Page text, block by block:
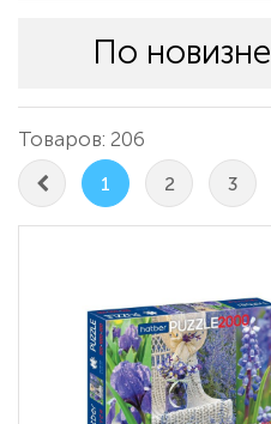
По новизне
Товаров: 206
1 2 3